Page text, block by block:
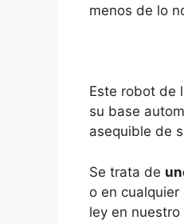
menos de lo
Este robot de
su base
asequible de
Se trata de
o en
ley en